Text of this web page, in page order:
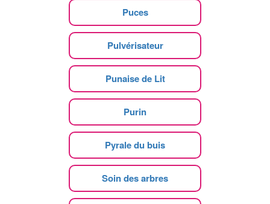
Puces
Pulvérisateur
Punaise de Lit
Purin
Pyrale du buis
Soin des arbres